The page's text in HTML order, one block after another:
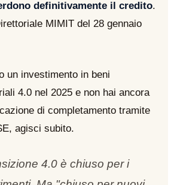
definitivamente il credito.
MIMIT del 28 gennaio
un investimento in beni
4.0 nel 2025 e non hai ancora
di completamento tramite
agisci subito.
4.0 è chiuso per i